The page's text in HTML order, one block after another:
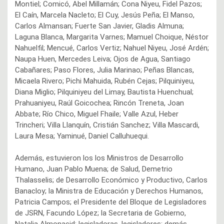
Montiel; Comicó, Abel Millamán; Cona Niyeu, Fidel Pazos;
El Caín, Marcela Nacleto; El Cuy, Jesús Peña; El Manso,
Carlos Almansan; Fuerte San Javier, Gladis Almuna;
Laguna Blanca, Margarita Varnes; Mamuel Choique, Néstor
Nahuelfil; Mencué, Carlos Vertiz; Nahuel Niyeu, José Ardén;
Naupa Huen, Mercedes Leiva; Ojos de Agua, Santiago
Cabañares; Paso Flores, Julia Marinao; Peñas Blancas,
Micaela Rivero; Pichi Mahuida, Rubén Cejas; Pilquiniyeu,
Diana Miglio; Pilquiniyeu del Limay, Bautista Huenchual;
Prahuaniyeu, Raúl Goicochea; Rincón Treneta, Joan
Abbate; Río Chico, Miguel Fhaile; Valle Azul, Heber
Trincheri; Villa Llanquín, Cristián Sanchez; Villa Mascardi,
Laura Mesa; Yaminué, Daniel Calluhuequi.
Además, estuvieron los los Ministros de Desarrollo
Humano, Juan Pablo Muena; de Salud, Demetrio
Thalasselis; de Desarrollo Económico y Productivo, Carlos
Banacloy; la Ministra de Educación y Derechos Humanos,
Patricia Campos; el Presidente del Bloque de Legisladores
de JSRN, Facundo López; la Secretaria de Gobierno,